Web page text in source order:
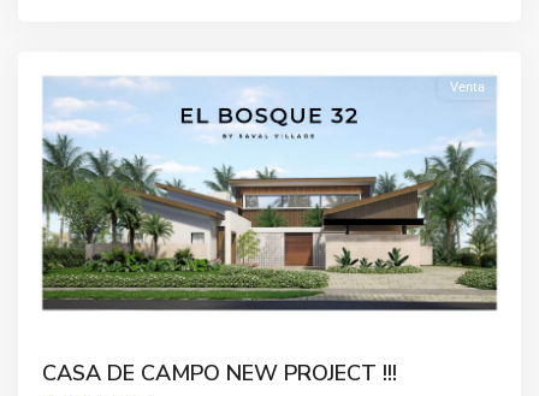
Venta
CASA DE CAMPO NEW PROJECT !!!